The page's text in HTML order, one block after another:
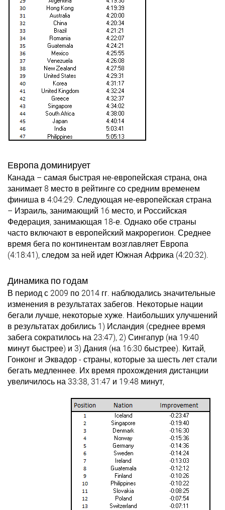
Европа доминирует
Канада – самая быстрая не-европейская страна, она
занимает 8 место в рейтинге со средним временем
финиша в 4:04:29. Следующая не-европейская страна
– Израиль, занимающий 16 место, и Российская
Федерация, занимающая 18-е. Однако обе страны
часто включают в европейский макрорегион. Среднее
время бега по континентам возглавляет Европа
(4:18:41), следом за ней идет Южная Африка (4:20:32).
Динамика по годам
В период с 2009 по 2014 гг. наблюдались значительные
изменения в результатах забегов. Некоторые нации
бегали лучше, некоторые хуже. Наибольших улучшений
в результатах добились 1) Исландия (среднее время
забега сократилось на 23:47), 2) Сингапур (на 19:40
минут быстрее) и 3) Дания (на 16:30 быстрее). Китай,
Гонконг и Эквадор - страны, которые за шесть лет стали
бегать медленнее. Их время прохождения дистанции
увеличилось на 33:38, 31:47 и 19:48 минут,